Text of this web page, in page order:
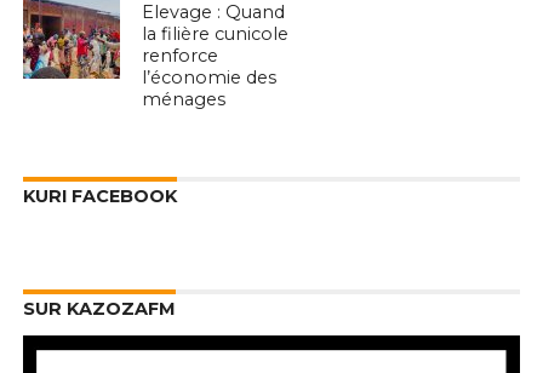
Elevage : Quand
la filière cunicole
renforce
l’économie des
ménages
KURI FACEBOOK
SUR KAZOZAFM